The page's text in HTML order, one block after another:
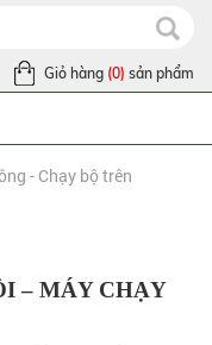
Giỏ hàng (0) sản phẩm
- Chạy bộ trên
– MÁY CHẠY